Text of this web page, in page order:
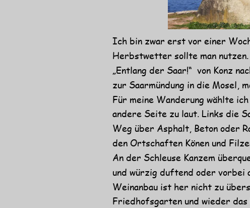
Ich bin zwar erst vor einer
Herbstwetter sollte man
„Entlang der Saar!“  von Konz
zur Saarmündung in die Mosel,
Für meine Wanderung wählte
andere Seite zu laut. Links die
Weg über Asphalt, Beton oder
den Ortschaften Könen und
An der Schleuse Kanzem
und würzig duftend oder vorbei
Weinanbau ist her nicht zu
Friedhofsgarten und wieder